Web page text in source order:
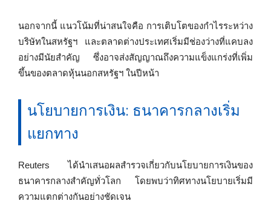
นอกจากนี้ แนวโน้มที่น่าสนใจคือ การเติบโตของกำไรระหว่าง
บริษัทในสหรัฐฯ และตลาดต่างประเทศเริ่มมีช่องว่างที่แคบลง
อย่างมีนัยสำคัญ ซึ่งอาจส่งสัญญาณถึงความแข็งแกร่งที่เพิ่ม
ขึ้นของตลาดหุ้นนอกสหรัฐฯ ในปีหน้า
นโยบายการเงิน: ธนาคารกลางเริ่ม
แยกทาง
Reuters ได้นำเสนอผลสำรวจเกี่ยวกับนโยบายการเงินของ
ธนาคารกลางสำคัญทั่วโลก โดยพบว่าทิศทางนโยบายเริ่มมี
ความแตกต่างกันอย่างชัดเจน